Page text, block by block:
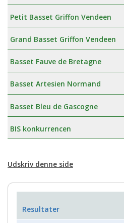
Petit Basset Griffon Vendeen
Grand Basset Griffon Vendeen
Basset Fauve de Bretagne
Basset Artesien Normand
Basset Bleu de Gascogne
BIS konkurrencen
Udskriv denne side
Resultater